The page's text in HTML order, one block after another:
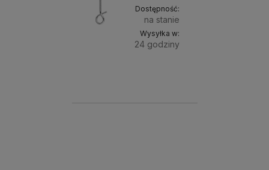
Dostępność:
na stanie
Wysyłka w:
24 godziny